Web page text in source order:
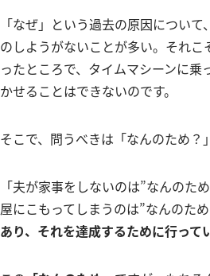
「なぜ」という過去の原因につい
のしようがないことが多い。それ
ったところで、タイムマシーンに
かせることはできないのです。
そこで、問うべきは「なんのため？
「夫が家事をしないのは”なんのた
屋にこもってしまうのは”なんのた
あり、それを達成するために行って